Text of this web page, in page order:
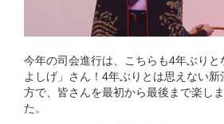
今年の司会進行は、こちらも4年ぶりと
よしげ」さん！4年ぶりとは思えない
方で、皆さんを最初から最後まで楽し
た。